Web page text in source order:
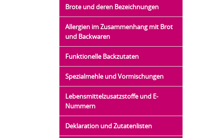
Brote und deren Bezeichnungen
Allergien im Zusammenhang mit Brot
und Backwaren
Funktionelle Backzutaten
Spezialmehle und Vormischungen
Lebensmittelzusatzstoffe und E-
Nummern
Deklaration und Zutatenlisten